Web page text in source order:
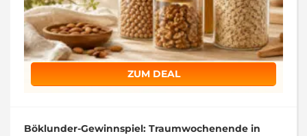
ZUM DEAL
Böklunder-Gewinnspiel: Traumwochenende in